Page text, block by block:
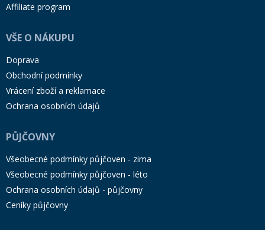
Affiliate program
VŠE O NÁKUPU
Doprava
Obchodní podmínky
Vrácení zboží a reklamace
Ochrana osobních údajů
PŮJČOVNY
Všeobecné podmínky půjčoven - zima
Všeobecné podmínky půjčoven - léto
Ochrana osobních údajů - půjčovny
Ceníky půjčovny